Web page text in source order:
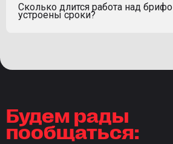
Сколько длится работа над
устроены сроки?
Будем рады
пообщаться: